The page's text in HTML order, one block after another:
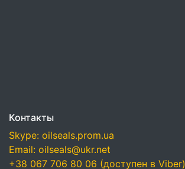
Контакты
Skype: oilseals.prom.ua
Email: oilseals@ukr.net
+38 067 706 80 06 (доступен в Viber)